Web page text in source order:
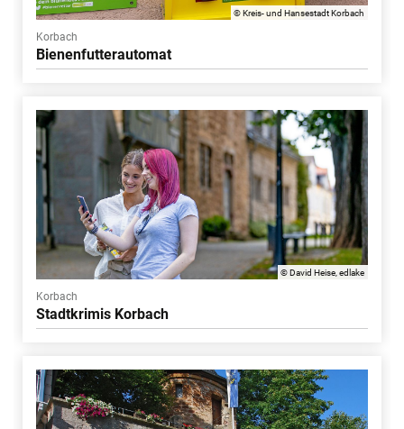
© Kreis- und Hansestadt Korbach
Korbach
Bienenfutterautomat
© David Heise, edlake
Korbach
Stadtkrimis Korbach